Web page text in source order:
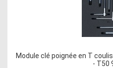
Module clé poignée en T
- T50